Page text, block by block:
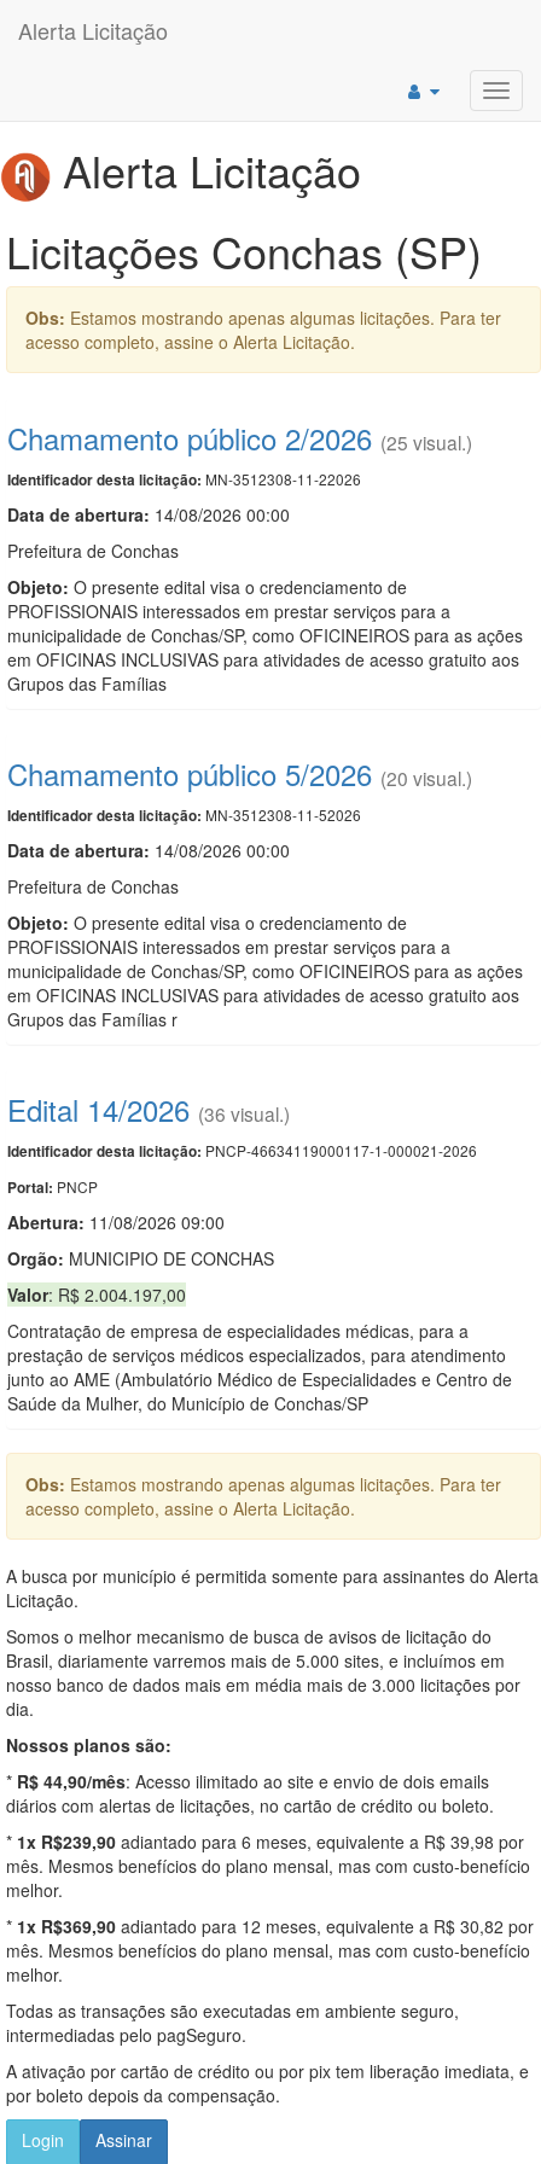
Alerta Licitação
Alerta Licitação
Licitações Conchas (SP)
Obs: Estamos mostrando apenas algumas licitações. Para ter
acesso completo, assine o Alerta Licitação.
Chamamento público 2/2026 (25 visual.)
Identificador desta licitação: MN-3512308-11-22026
Data de abertura: 14/08/2026 00:00
Prefeitura de Conchas
Objeto: O presente edital visa o credenciamento de
PROFISSIONAIS interessados em prestar serviços para a
municipalidade de Conchas/SP, como OFICINEIROS para as ações
em OFICINAS INCLUSIVAS para atividades de acesso gratuito aos
Grupos das Famílias
Chamamento público 5/2026 (20 visual.)
Identificador desta licitação: MN-3512308-11-52026
Data de abertura: 14/08/2026 00:00
Prefeitura de Conchas
Objeto: O presente edital visa o credenciamento de
PROFISSIONAIS interessados em prestar serviços para a
municipalidade de Conchas/SP, como OFICINEIROS para as ações
em OFICINAS INCLUSIVAS para atividades de acesso gratuito aos
Grupos das Famílias r
Edital 14/2026 (36 visual.)
Identificador desta licitação: PNCP-46634119000117-1-000021-2026
Portal: PNCP
Abertura: 11/08/2026 09:00
Orgão: MUNICIPIO DE CONCHAS
Valor: R$ 2.004.197,00
Contratação de empresa de especialidades médicas, para a
prestação de serviços médicos especializados, para atendimento
junto ao AME (Ambulatório Médico de Especialidades e Centro de
Saúde da Mulher, do Município de Conchas/SP
Obs: Estamos mostrando apenas algumas licitações. Para ter
acesso completo, assine o Alerta Licitação.
A busca por município é permitida somente para assinantes do Alerta
Licitação.
Somos o melhor mecanismo de busca de avisos de licitação do
Brasil, diariamente varremos mais de 5.000 sites, e incluímos em
nosso banco de dados mais em média mais de 3.000 licitações por
dia.
Nossos planos são:
* R$ 44,90/mês: Acesso ilimitado ao site e envio de dois emails
diários com alertas de licitações, no cartão de crédito ou boleto.
* 1x R$239,90 adiantado para 6 meses, equivalente a R$ 39,98 por
mês. Mesmos benefícios do plano mensal, mas com custo-benefício
melhor.
* 1x R$369,90 adiantado para 12 meses, equivalente a R$ 30,82 por
mês. Mesmos benefícios do plano mensal, mas com custo-benefício
melhor.
Todas as transações são executadas em ambiente seguro,
intermediadas pelo pagSeguro.
A ativação por cartão de crédito ou por pix tem liberação imediata, e
por boleto depois da compensação.
Login
Assinar